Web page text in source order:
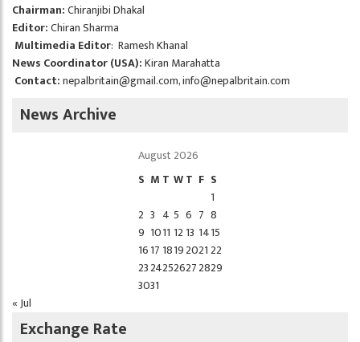
Chairman:Chiranjibi Dhakal
Editor:Chiran Sharma
Multimedia Editor: Ramesh Khanal
News Coordinator (USA):Kiran Marahatta
Contact:nepalbritain@gmail.com,info@nepalbritain.com
News Archive
August 2026
S M T WT F S
1
2 3 4 5 6 7 8
9 1011 12 13 1415
1617 1819202122
23242526272829
3031
« Jul
Exchange Rate